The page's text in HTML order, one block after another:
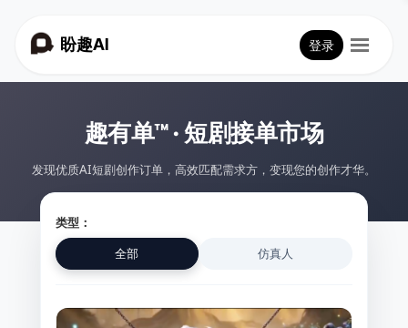
盼趣AI 登录
趣有单™ · 短剧接单市场
发现优质AI短剧创作订单，高效匹配需求方，变现您的创作才华。
类型：
全部 仿真人